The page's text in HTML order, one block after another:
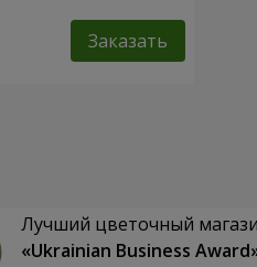
Заказать
Лучший цветочный
«Ukrainian Business